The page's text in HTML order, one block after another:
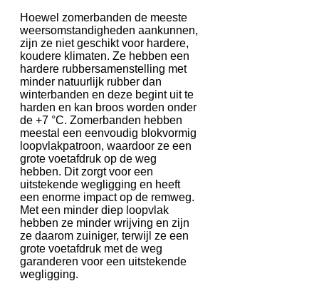
Hoewel zomerbanden de meeste
weersomstandigheden aankunnen,
zijn ze niet geschikt voor hardere,
koudere klimaten. Ze hebben een
hardere rubbersamenstelling met
minder natuurlijk rubber dan
winterbanden en deze begint uit te
harden en kan broos worden onder
de +7 °C. Zomerbanden hebben
meestal een eenvoudig blokvormig
loopvlakpatroon, waardoor ze een
grote voetafdruk op de weg
hebben. Dit zorgt voor een
uitstekende wegligging en heeft
een enorme impact op de remweg.
Met een minder diep loopvlak
hebben ze minder wrijving en zijn
ze daarom zuiniger, terwijl ze een
grote voetafdruk met de weg
garanderen voor een uitstekende
wegligging.